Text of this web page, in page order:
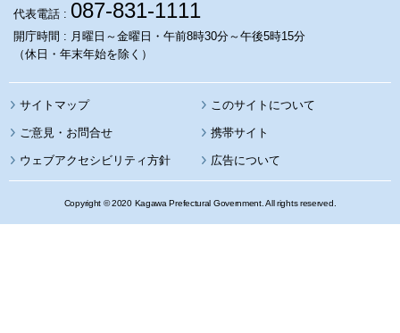
代表電話 : 087-831-1111
開庁時間 : 月曜日～金曜日・午前8時30分～午後5時15分
（休日・年末年始を除く）
サイトマップ このサイトについて
携帯サイト
ウェブアクセシビリティ方針 広告について
Copyright © 2020 Kagawa Prefectural Government. All rights reserved.